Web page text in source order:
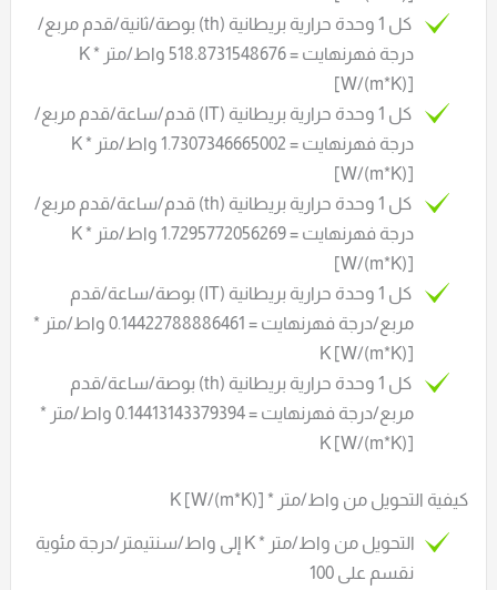
كل 1 وحدة حرارية بريطانية (th) بوصة/ثانية/قدم مربع/
درجة فهرنهايت = 518.8731548676 واط/متر * K
[W/(m*K)]
كل 1 وحدة حرارية بريطانية (IT) قدم/ساعة/قدم مربع/
درجة فهرنهايت = 1.7307346665002 واط/متر * K
[W/(m*K)]
كل 1 وحدة حرارية بريطانية (th) قدم/ساعة/قدم مربع/
درجة فهرنهايت = 1.7295772056269 واط/متر * K
[W/(m*K)]
كل 1 وحدة حرارية بريطانية (IT) بوصة/ساعة/قدم
مربع/درجة فهرنهايت = 0.14422788886461 واط/متر *
K [W/(m*K)]
كل 1 وحدة حرارية بريطانية (th) بوصة/ساعة/قدم
مربع/درجة فهرنهايت = 0.14413143379394 واط/متر *
K [W/(m*K)]
كيفية التحويل من واط/متر * K [W/(m*K)]
التحويل من واط/متر * K إلى واط/سنتيمتر/درجة مئوية
نقسم على 100